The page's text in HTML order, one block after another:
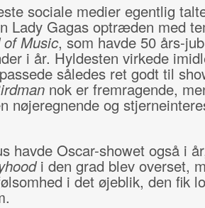
sociale medier egentlig
Lady Gagas optræden med
of Music, som havde 50 års-
i år. Hyldesten virkede
således ret godt til
nok er fremragende,
nøjeregnende og
havde Oscar-showet også i
i den grad blev overset,
i det øjeblik, den fik